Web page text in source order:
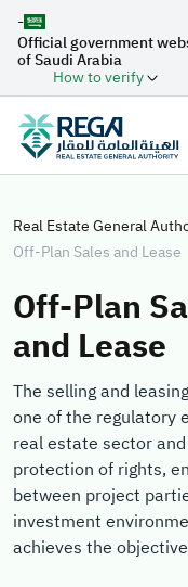
-
Official government
of Saudi Arabia
How to verify
Real Estate General
Off-Plan Sales and Lease
Off-Plan
and Lease
The selling and
one of the regulatory
real estate sector
protection of rights,
between project
investment
achieves the